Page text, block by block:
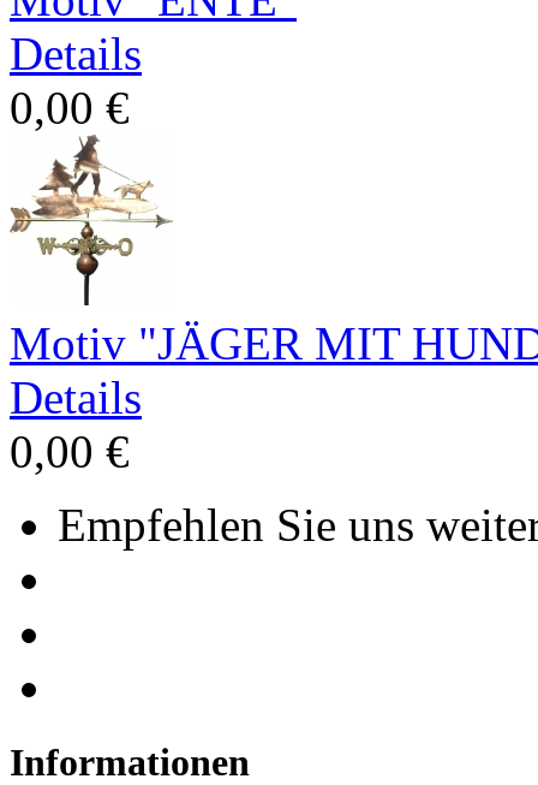
Details
0,00 €
Motiv "JÄGER MIT
Details
0,00 €
Empfehlen Sie uns
Informationen